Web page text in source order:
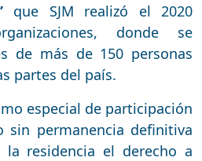
que SJM realizó el 2020
donde se
de más de 150 personas
partes del país.
especial de participación
sin permanencia definitiva
residencia el derecho a